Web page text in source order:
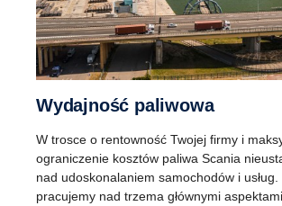
Wydajność paliwowa
W trosce o rentowność Twojej firmy i
ograniczenie kosztów paliwa Scania
nad udoskonalaniem samochodów i usług.
pracujemy nad trzema głównymi